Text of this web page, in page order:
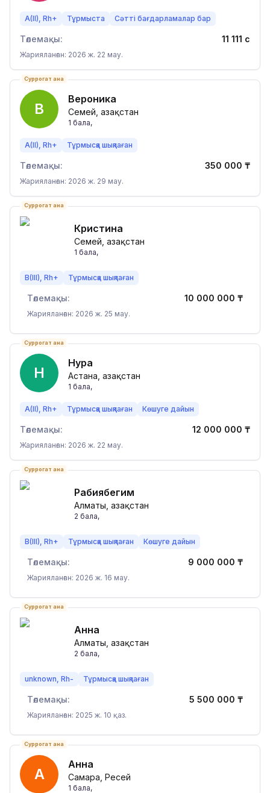
A(II), Rh+ Тұрмыста Сәтті бағдарламалар бар
Төлемақы: 11 111 с
Жарияланған: 2026 ж. 22 мау.
Суррогат ана
В
Вероника
Семей, Қазақстан
1 бала,
A(II), Rh+ Тұрмысқа шықпаған
Төлемақы: 350 000 ₸
Жарияланған: 2026 ж. 29 мау.
Суррогат ана
Кристина
Семей, Қазақстан
1 бала,
B(III), Rh+ Тұрмысқа шықпаған
Төлемақы: 10 000 000 ₸
Жарияланған: 2026 ж. 25 мау.
Суррогат ана
Н
Нура
Астана, Қазақстан
1 бала,
A(II), Rh+ Тұрмысқа шықпаған Көшуге дайын
Төлемақы: 12 000 000 ₸
Жарияланған: 2026 ж. 22 мау.
Суррогат ана
Рабиябегим
Алматы, Қазақстан
2 бала,
B(III), Rh+ Тұрмысқа шықпаған Көшуге дайын
Төлемақы: 9 000 000 ₸
Жарияланған: 2026 ж. 16 мау.
Суррогат ана
Анна
Алматы, Қазақстан
2 бала,
unknown, Rh- Тұрмысқа шықпаған
Төлемақы: 5 500 000 ₸
Жарияланған: 2025 ж. 10 қаз.
Суррогат ана
А
Анна
Самара, Ресей
1 бала,